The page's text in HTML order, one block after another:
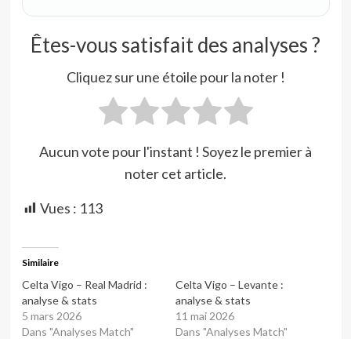
Êtes-vous satisfait des analyses ?
Cliquez sur une étoile pour la noter !
Aucun vote pour l'instant ! Soyez le premier à
noter cet article.
Vues : 113
Similaire
Celta Vigo – Real Madrid :
analyse & stats
5 mars 2026
Dans "Analyses Match"
Celta Vigo – Levante :
analyse & stats
11 mai 2026
Dans "Analyses Match"